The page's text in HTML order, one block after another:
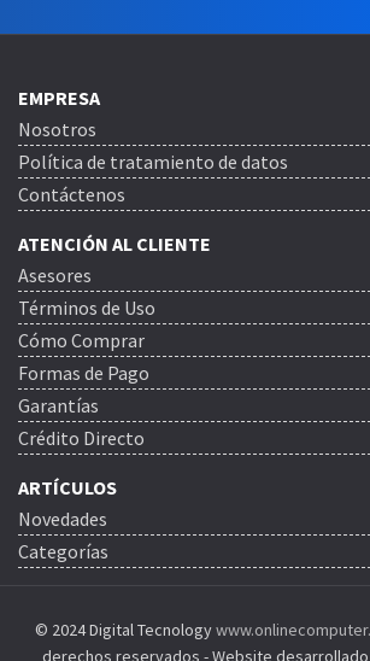
EMPRESA
Nosotros
Política de tratamiento de datos
Contáctenos
ATENCIÓN AL CLIENTE
Asesores
Términos de Uso
Cómo Comprar
Formas de Pago
Garantías
Crédito Directo
ARTÍCULOS
Novedades
Categorías
© 2024 Digital Tecnology
derechos reservados - Website